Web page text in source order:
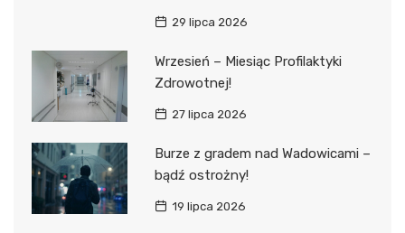
29 lipca 2026
Wrzesień – Miesiąc Profilaktyki
Zdrowotnej!
27 lipca 2026
Burze z gradem nad Wadowicami –
bądź ostrożny!
19 lipca 2026